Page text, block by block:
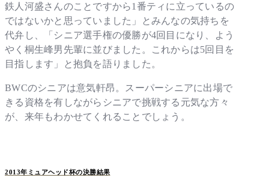
鉄人河盛さんのことですから1番ティに立っているの
ではないかと思っていました」とみんなの気持ちを
代弁し、「シニア選手権の優勝が4回目になり、よう
やく桐生峰男先輩に並びました。これからは5回目を
目指します」と抱負を語りました。
BWCのシニアは意気軒昂。スーパーシニアに出場で
きる資格を有しながらシニアで挑戦する元気な方々
が、来年もわかせてくれることでしょう。
2013年ミュアヘッド杯の決勝結果